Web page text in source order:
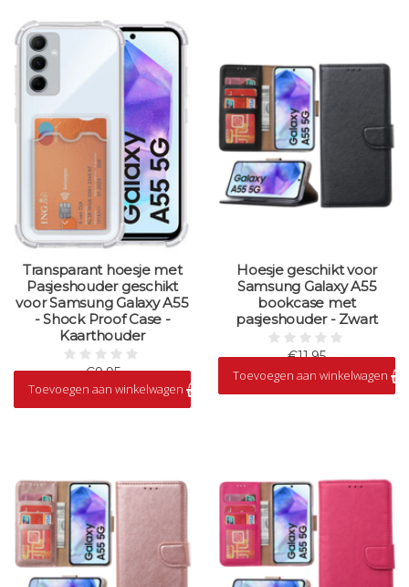
Transparant hoesje met
Pasjeshouder geschikt
voor Samsung Galaxy A55
- Shock Proof Case -
Kaarthouder
€9,95
Op voorraad
Toevoegen aan winkelwagen
Hoesje geschikt voor
Samsung Galaxy A55
bookcase met
pasjeshouder - Zwart
€11,95
Op voorraad
Toevoegen aan winkelwagen